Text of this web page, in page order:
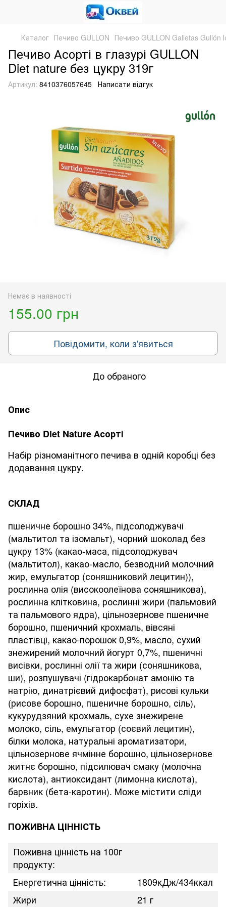
Каталог Печиво GULLON Печиво GULLON Galletas Gullón
Печиво Асорті в глазурі GULLON
Diet nature без цукру 319г
Артикул: 8410376057645 Написати відгук
Немає в наявності
155.00 грн
Повідомити, коли з'явиться
До обраного
Опис
Печиво Diet Nature Асорті
Набір різноманітного печива в одній коробці без
додавання цукру.
СКЛАД
пшеничне борошно 34%, підсолоджувачі
(мальтитол та ізомальт), чорний шоколад без
цукру 13% (какао-маса, підсолоджувач
(мальтитол), какао-масло, безводний молочний
жир, емульгатор (соняшниковий лецитин)),
рослинна олія (високоолеїнова соняшникова),
рослинна клітковина, рослинні жири (пальмовий
та пальмового ядра), цільнозернове пшеничне
борошно, пшеничний крохмаль, вівсяні
пластівці, какао-порошок 0,9%, масло, сухий
знежирений молочний йогурт 0,7%, пшеничні
висівки, рослинні олії та жири (соняшникова,
ши), розпушувачі (гідрокарбонат амонію та
натрію, динатрієвий дифосфат), рисові кульки
(рисове борошно, пшеничне борошно, сіль),
кукурудзяний крохмаль, сухе знежирене
молоко, сіль, емульгатор (соєвий лецитин),
білки молока, натуральні ароматизатори,
цільнозернове ячмінне борошно, цільнозернове
житнє борошно, підсилювач смаку (молочна
кислота), антиоксидант (лимонна кислота),
барвник (бета-каротин). Може містити сліди
горіхів.
ПОЖИВНА ЦІННІСТЬ
Поживна цінність на 100г
продукту:
Енергетична цінність:
1809кДж/434ккал
Жири
21 г